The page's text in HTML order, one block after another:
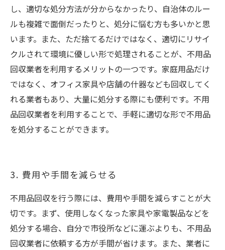
し、適切な処分方法が分からなかったり、自治体のルー
ルも複雑で面倒だったりと、処分に悩む方も多いかと思
います。また、ただ捨てるだけではなく、適切にリサイ
クルされて環境に優しい形で処理されることが、不用品
回収業者を利用するメリットの一つです。家庭用品だけ
ではなく、オフィス家具や店舗の什器なども回収してく
れる業者もあり、大量に処分する際にも便利です。不用
品回収業者を利用することで、手軽に適切な形で不用品
を処分することができます。
3. 費用や手間を減らせる
不用品回収を行う際には、費用や手間を減らすことが大
切です。まず、使用しなくなった家具や家電製品などを
処分する場合、自分で市役所などに運ぶよりも、不用品
回収業者に依頼する方が手間が省けます。また、業者に